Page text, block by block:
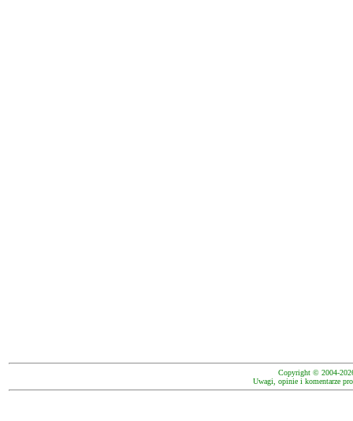
Copyright © 2004-
Uwagi, opinie i komentarze